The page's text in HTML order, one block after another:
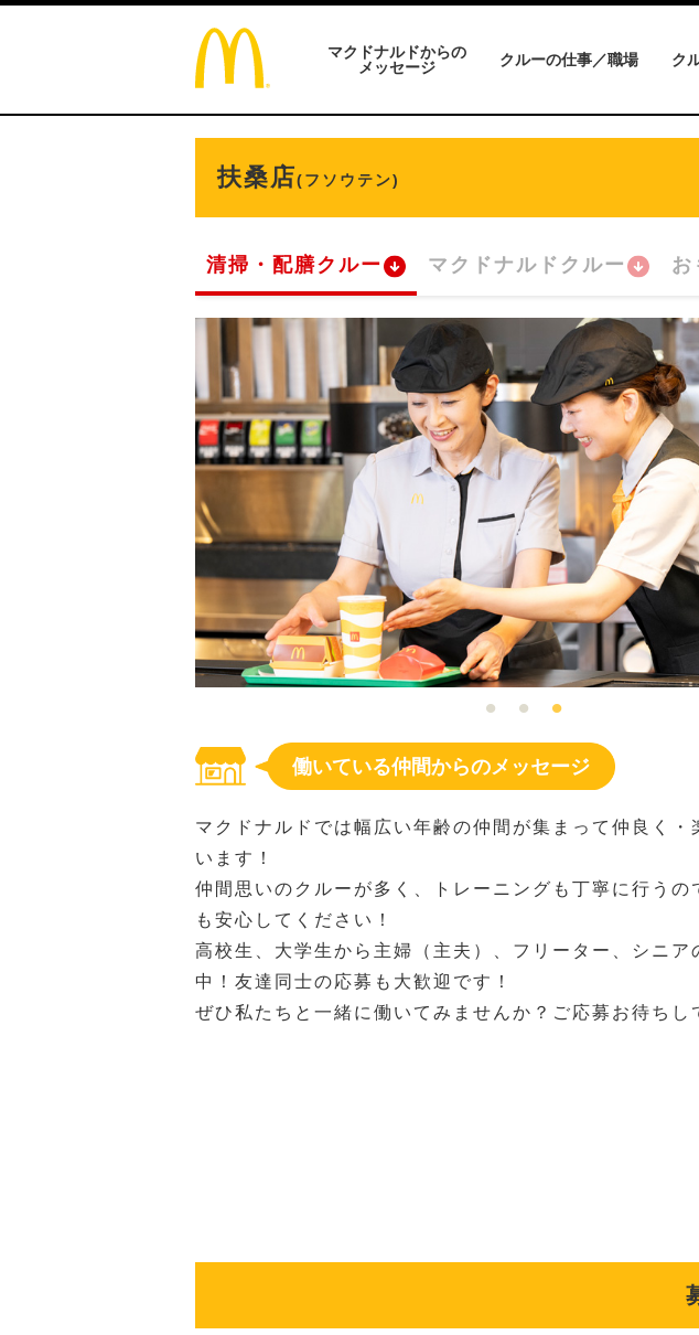
マクドナルドからの
メッセージ
クルーの仕事／職場 ク
扶桑店(フソウテン)
清掃・配膳クルー マクドナルドクルー お
働いている仲間からのメッセージ
マクドナルドでは幅広い年齢の仲間が集まって仲良く・
います！
仲間思いのクルーが多く、トレーニングも丁寧に行うの
も安心してください！
高校生、大学生から主婦（主夫）、フリーター、シニア
中！友達同士の応募も大歓迎です！
ぜひ私たちと一緒に働いてみませんか？ご応募お待ちし